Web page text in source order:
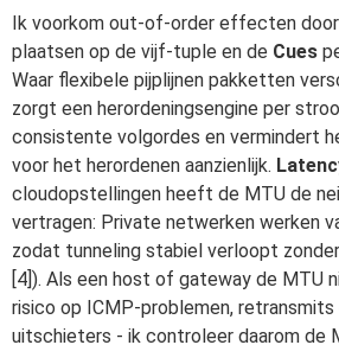
Ik voorkom out-of-order effecten door
plaatsen op de vijf-tuple en de Cues
Waar flexibele pijplijnen pakketten
zorgt een herordeningsengine per
consistente volgordes en vermindert
voor het herordenen aanzienlijk.
cloudopstellingen heeft de MTU de
vertragen: Private netwerken werken
zodat tunneling stabiel verloopt
[4]). Als een host of gateway de MTU
risico op ICMP-problemen, retransmits
uitschieters - ik controleer daarom de